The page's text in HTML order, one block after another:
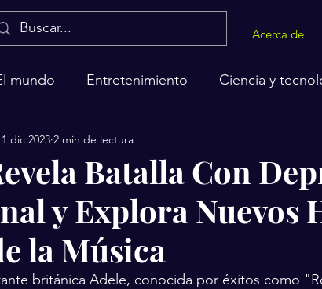
Acerca de
mundo Entretenimiento Ciencia y
Salud
Batalla Con
y Explora Nuevos
la Música
dic 2023 2 min de lectura
británica Adele, conocida por éxitos como